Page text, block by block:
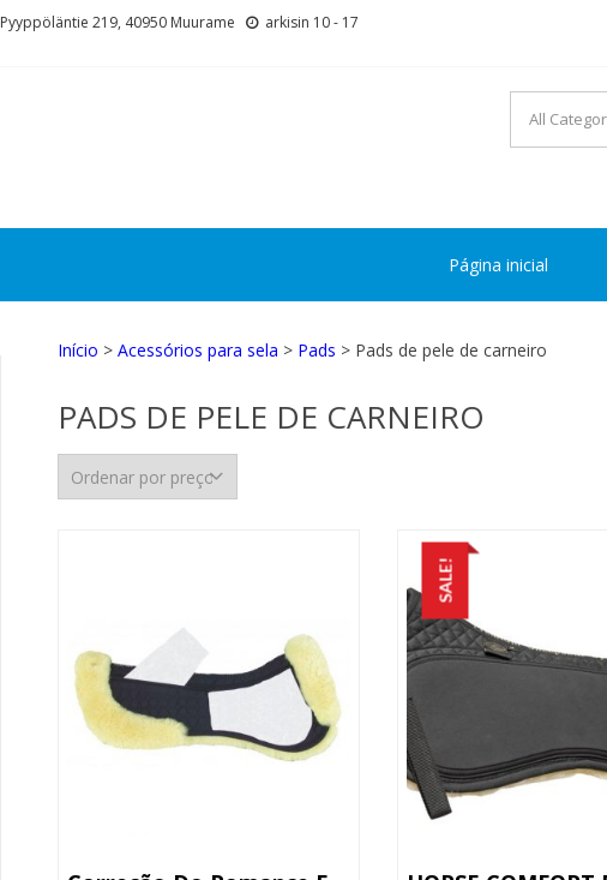
Pyyppöläntie 219, 40950 Muurame arkisin 10 - 17
Página inicial
Início > Acessórios para sela > Pads > Pads de pele de carneiro
PADS DE PELE DE CARNEIRO
SALE!